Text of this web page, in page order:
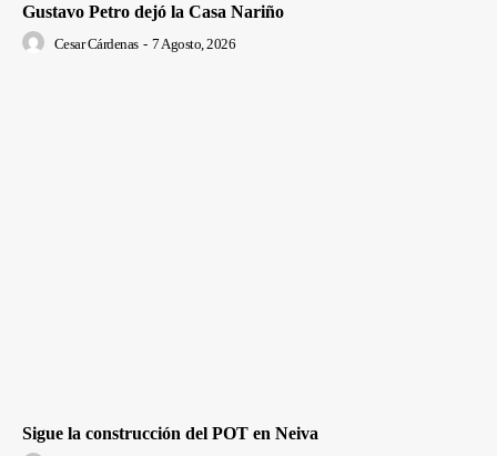
Gustavo Petro dejó la Casa Nariño
Cesar Cárdenas - 7 Agosto, 2026
Sigue la construcción del POT en Neiva